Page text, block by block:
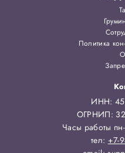
Политика
ИНН:
ОГРНИП:
Часы работы
тел: +7-